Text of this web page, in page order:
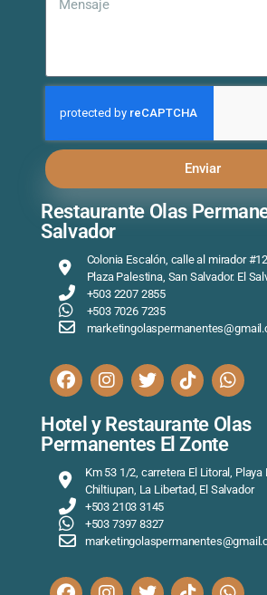
Enviar
Restaurante Olas
Salvador
Colonia Escalón, calle al mirador
Plaza Palestina, San Salvador. El
+503 2207 2855
+503 7026 7235
Hotel y Restaurante Olas
Permanentes El Zonte
Km 53 1/2, carretera El Litoral, Playa
Chiltiupan, La Libertad, El Salvador
+503 2103 3145
+503 7397 8327